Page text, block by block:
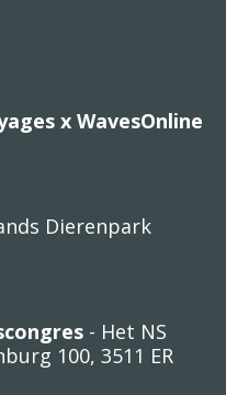
x WavesOnline
Dierenpark
- Het NS
100, 3511 ER